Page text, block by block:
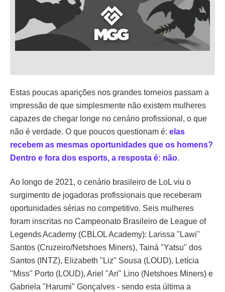
Estas poucas aparições nos grandes torneios passam a
impressão de que simplesmente não existem mulheres
capazes de chegar longe no cenário profissional, o que
não é verdade. O que poucos questionam é: elas
recebem as mesmas oportunidades que os homens?
Dentro e fora dos esports, a resposta é: não.
Ao longo de 2021, o cenário brasileiro de LoL viu o
surgimento de jogadoras profissionais que receberam
oportunidades sérias no competitivo. Seis mulheres
foram inscritas no Campeonato Brasileiro de League of
Legends Academy (CBLOL Academy): Larissa "Lawi"
Santos (Cruzeiro/Netshoes Miners), Tainá "Yatsu" dos
Santos (INTZ), Elizabeth "Liz" Sousa (LOUD), Letícia
"Miss" Porto (LOUD), Ariel "Ari" Lino (Netshoes Miners) e
Gabriela "Harumi" Gonçalves - sendo esta última a